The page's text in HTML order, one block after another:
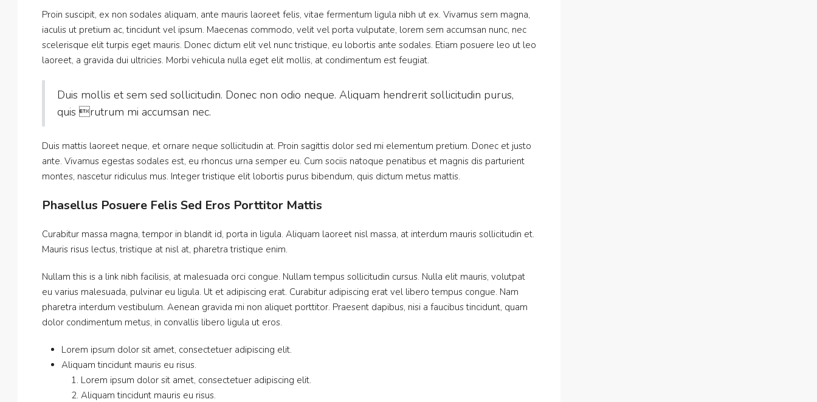
Proin suscipit, ex non sodales aliquam, ante mauris laoreet felis, vitae fermentum ligula nibh ut ex. Vivamus sem magna,
iaculis ut pretium ac, tincidunt vel ipsum. Maecenas commodo, velit vel porta vulputate, lorem sem accumsan nunc, nec
scelerisque elit turpis eget mauris. Donec dictum elit vel nunc tristique, eu lobortis ante sodales. Etiam posuere leo ut leo
laoreet, a gravida dui ultricies. Morbi vehicula nulla eget elit mollis, at condimentum est feugiat.
Duis mollis et sem sed sollicitudin. Donec non odio neque. Aliquam hendrerit sollicitudin purus,
quis rutrum mi accumsan nec.
Duis mattis laoreet neque, et ornare neque sollicitudin at. Proin sagittis dolor sed mi elementum pretium. Donec et justo
ante. Vivamus egestas sodales est, eu rhoncus urna semper eu. Cum sociis natoque penatibus et magnis dis parturient
montes, nascetur ridiculus mus. Integer tristique elit lobortis purus bibendum, quis dictum metus mattis.
Phasellus Posuere Felis Sed Eros Porttitor Mattis
Curabitur massa magna, tempor in blandit id, porta in ligula. Aliquam laoreet nisl massa, at interdum mauris sollicitudin et.
Mauris risus lectus, tristique at nisl at, pharetra tristique enim.
Nullam this is a link nibh facilisis, at malesuada orci congue. Nullam tempus sollicitudin cursus. Nulla elit mauris, volutpat
eu varius malesuada, pulvinar eu ligula. Ut et adipiscing erat. Curabitur adipiscing erat vel libero tempus congue. Nam
pharetra interdum vestibulum. Aenean gravida mi non aliquet porttitor. Praesent dapibus, nisi a faucibus tincidunt, quam
dolor condimentum metus, in convallis libero ligula ut eros.
Lorem ipsum dolor sit amet, consectetuer adipiscing elit.
Aliquam tincidunt mauris eu risus.
Lorem ipsum dolor sit amet, consectetuer adipiscing elit.
Aliquam tincidunt mauris eu risus.